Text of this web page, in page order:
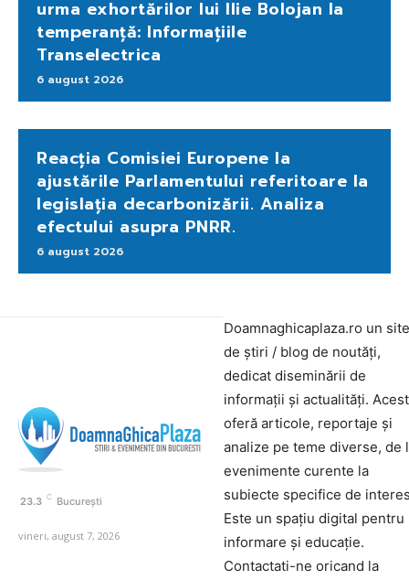
urma exhortărilor lui Ilie Bolojan la
temperanță: Informațiile
Transelectrica
6 august 2026
Reacția Comisiei Europene la
ajustările Parlamentului referitoare la
legislația decarbonizării. Analiza
efectului asupra PNRR.
6 august 2026
23.3 C București
vineri, august 7, 2026
Doamnaghicaplaza.ro un site
de știri / blog de noutăți,
dedicat diseminării de
informații și actualități.
oferă articole, reportaje și
analize pe teme diverse, de
evenimente curente la
subiecte specifice de
Este un spațiu digital pentru
informare și educație.
Contactati-ne oricand la